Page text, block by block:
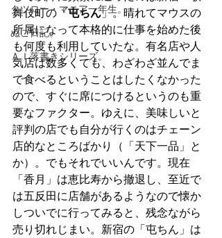
タツロー・マニア一年生。
ぬこ日記。
ＡＩ落書きシリーズ。
舞伎町の「屯ちん」。晴れてマウスの
所属になって本格的に仕事を始めた後
も何度も利用していたな。有名店や人
気店は数多くても、わざわざ並んでま
で食べるということはしたくなかった
ので、すぐに席につけるというのも重
要なファクター。ゆえに、美味しいと
評判の店でも自分が行くのはチェーン
店的なところばかり（「天下一品」と
か）。でもそれでいいんです。現在
「香月」は恵比寿から撤退し、至近で
は五反田に店舗があるようなので懐か
しついでに行ってみると、残念ながら
売り切れじまい。新宿の「屯ちん」は